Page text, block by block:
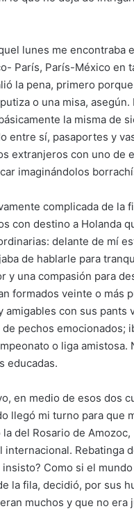
lunes me encontraba
París, París-México en
la pena, primero
o una misa,
la misma de
entre sí, pasaportes y
extranjeros con uno de
imaginándolos
complicada de la
con destino a Holanda
delante de mí
de hablarle para
y una compasión para
formados veinte o más
amigables con sus
pechos emocionados;
o liga
educadas.
en medio de esos dos
llegó mi turno para que
del Rosario de
internacional. Rebatinga
Como si el
la fila, decidió, por sus
muchos y que no era